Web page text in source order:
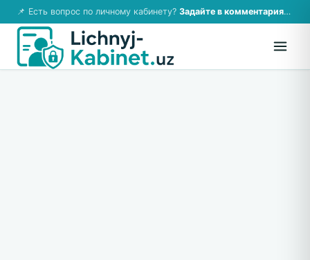
📌 Есть вопрос по личному кабинету? Задайте в комментариях — ответим!